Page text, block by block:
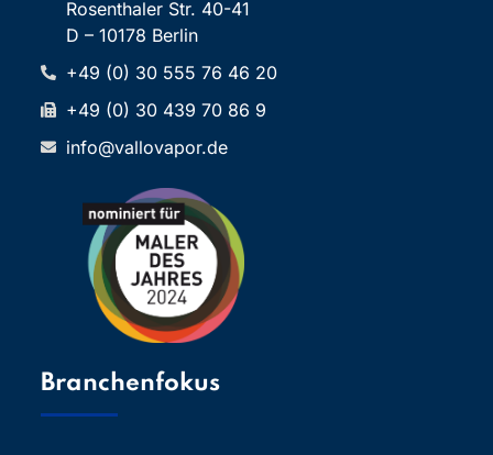
Rosenthaler Str. 40-41
D – 10178 Berlin
+49 (0) 30 555 76 46 20
+49 (0) 30 439 70 86 9
info@vallovapor.de
Branchenfokus